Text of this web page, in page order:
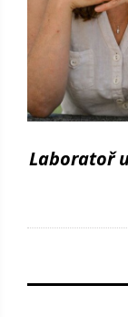
Laboratoř